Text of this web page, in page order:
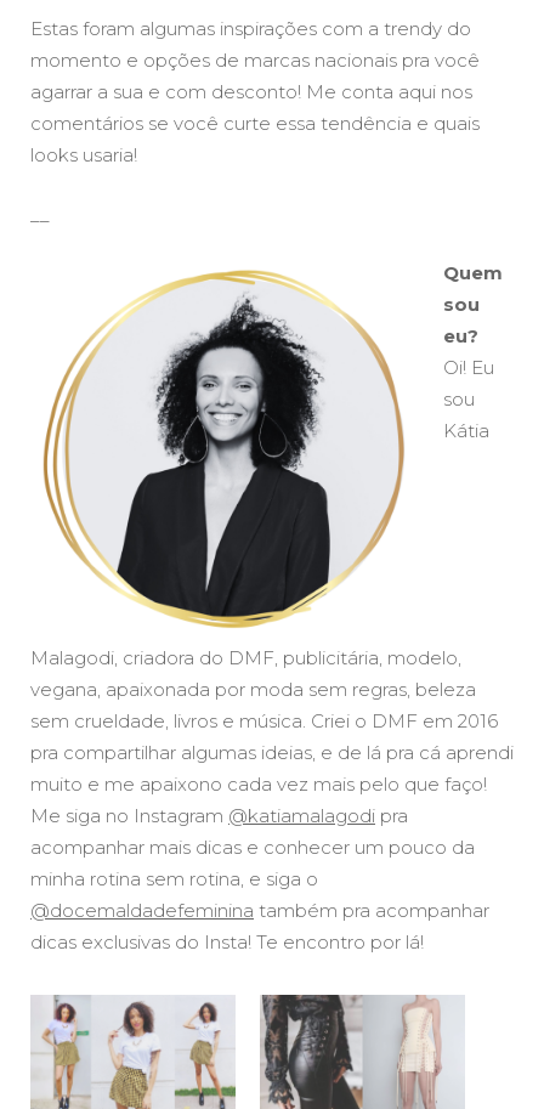
Estas foram algumas inspirações com a trendy do
momento e opções de marcas nacionais pra você
agarrar a sua e com desconto! Me conta aqui nos
comentários se você curte essa tendência e quais
looks usaria!
Quem
sou
eu?
Oi! Eu
sou
Kátia
Malagodi, criadora do DMF, publicitária, modelo,
vegana, apaixonada por moda sem regras, beleza
sem crueldade, livros e música. Criei o DMF em 2016
pra compartilhar algumas ideias, e de lá pra cá aprendi
muito e me apaixono cada vez mais pelo que faço!
Me siga no Instagram @katiamalagodi pra
acompanhar mais dicas e conhecer um pouco da
minha rotina sem rotina, e siga o
@docemaldadefeminina também pra acompanhar
dicas exclusivas do Insta! Te encontro por lá!